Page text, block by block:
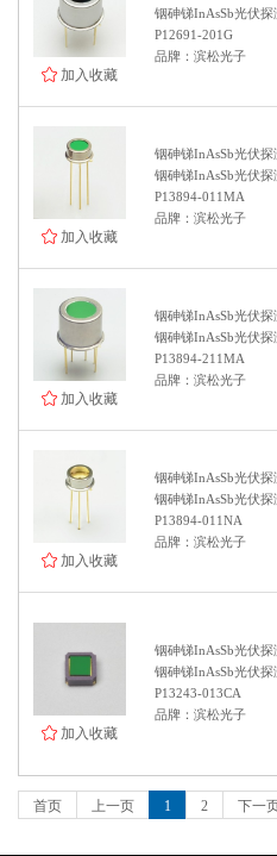
加入收藏
铟砷锑InAsSb光伏探
P12691-201G
品牌：滨松光子
加入收藏
铟砷锑InAsSb光伏探
铟砷锑InAsSb光伏探
P13894-011MA
品牌：滨松光子
加入收藏
铟砷锑InAsSb光伏探
铟砷锑InAsSb光伏探
P13894-211MA
品牌：滨松光子
加入收藏
铟砷锑InAsSb光伏探
铟砷锑InAsSb光伏探
P13894-011NA
品牌：滨松光子
加入收藏
铟砷锑InAsSb光伏探
铟砷锑InAsSb光伏探
P13243-013CA
品牌：滨松光子
首页 上一页 1 2 下一